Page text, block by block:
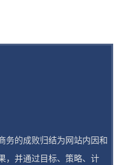
务的成败归结为网站内因和
，并通过目标、策略、计